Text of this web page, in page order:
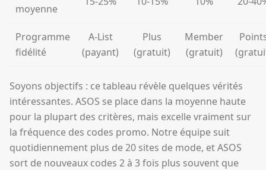
moyenne
Programme
fidélité
A-List
(payant)
Plus
(gratuit)
Member
(gratuit)
Soyons objectifs : ce tableau révèle quelques vérités
intéressantes. ASOS se place dans la moyenne haute
pour la plupart des critères, mais excelle vraiment sur
la fréquence des codes promo. Notre équipe suit
quotidiennement plus de 20 sites de mode, et ASOS
sort de nouveaux codes 2 à 3 fois plus souvent que